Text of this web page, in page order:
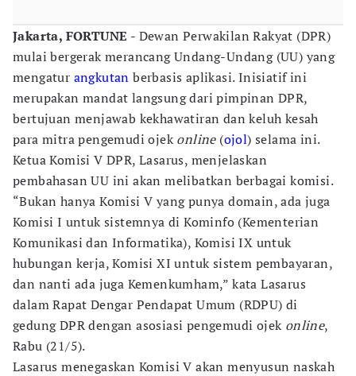
Jakarta, FORTUNE - Dewan Perwakilan Rakyat (DPR)
mulai bergerak merancang Undang-Undang (UU) yang
mengatur angkutan berbasis aplikasi. Inisiatif ini
merupakan mandat langsung dari pimpinan DPR,
bertujuan menjawab kekhawatiran dan keluh kesah
para mitra pengemudi ojekonline(ojol) selama ini.
Ketua Komisi V DPR, Lasarus, menjelaskan
pembahasan UU ini akan melibatkan berbagai komisi.
“Bukan hanya Komisi V yang punya domain, ada juga
Komisi I untuk sistemnya di Kominfo (Kementerian
Komunikasi dan Informatika), Komisi IX untuk
hubungan kerja, Komisi XI untuk sistem pembayaran,
dan nanti ada juga Kemenkumham,” kata Lasarus
dalam Rapat Dengar Pendapat Umum (RDPU) di
gedung DPR dengan asosiasi pengemudi ojek online,
Rabu (21/5).
Lasarus menegaskan Komisi V akan menyusun naskah